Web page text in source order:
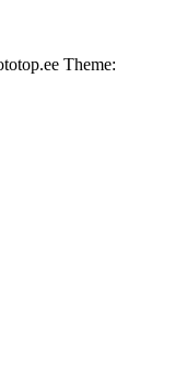
Theme: